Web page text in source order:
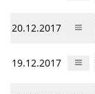
20.12.2017
19.12.2017